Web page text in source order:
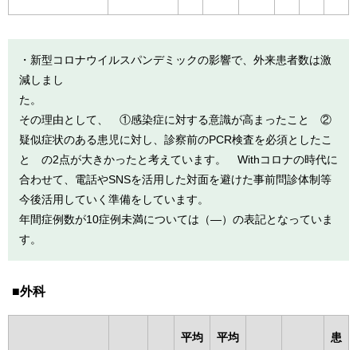
・新型コロナウイルスパンデミックの影響で、外来患者数は激
減しまし
その理由として、 ①感染症に対する意識が高まったこと ②
疑似症状のある患児に対し、診察前のPCR検査を必須としたこ
と の2点が大きかったと考えています。 Withコロナの時代に
合わせて、電話やSNSを活用した対面を避けた事前問診体制等
今後活用していく準備をしています。
年間症例数が10症例未満については（―）の表記となっていま
す。
外科
平均
平均
患